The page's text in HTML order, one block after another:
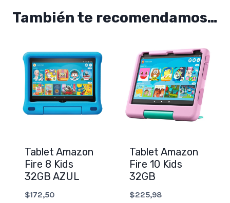
También te recomendamos…
Tablet Amazon
Fire 8 Kids
32GB AZUL
$172,50
Tablet Amazon
Fire 10 Kids
32GB
$225,98